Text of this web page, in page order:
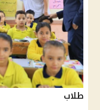
طلاب